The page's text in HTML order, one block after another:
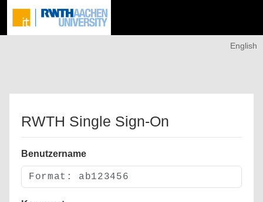
English
RWTH Single Sign-On
Benutzername